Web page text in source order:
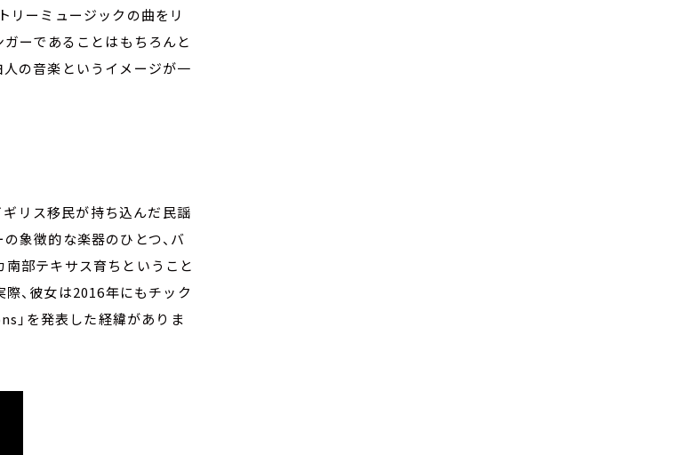
リーミュージックの曲をリ
ーであることはもちろんと
の音楽というイメージが一
ギリス移民が持ち込んだ民謡
象徴的な楽器のひとつ、バ
部テキサス育ちということ
、彼女は2016年にもチック
」を発表した経緯がありま